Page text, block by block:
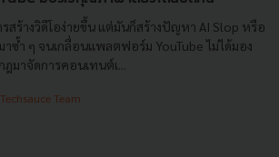
สร้างวิดีโอง่ายขึ้น แต่มันก็สร้างปัญหา AI Slop หรือ
ซ้ำ ๆ จนเกลื่อนแพลตฟอร์ม YouTube ไม่ได้มอง
มาจัดการคอนเทนต์เ...
Techsauce Team